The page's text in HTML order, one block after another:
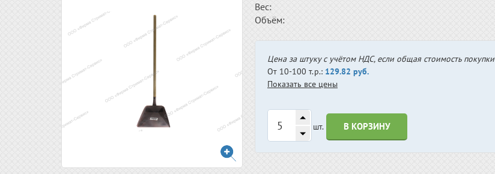
Вес:
Объём:
Цена за штуку с учётом НДС, если общая стоимость покупки
От 10-100 т.р.: 129.82 руб.
Показать все цены
шт. В КОРЗИНУ